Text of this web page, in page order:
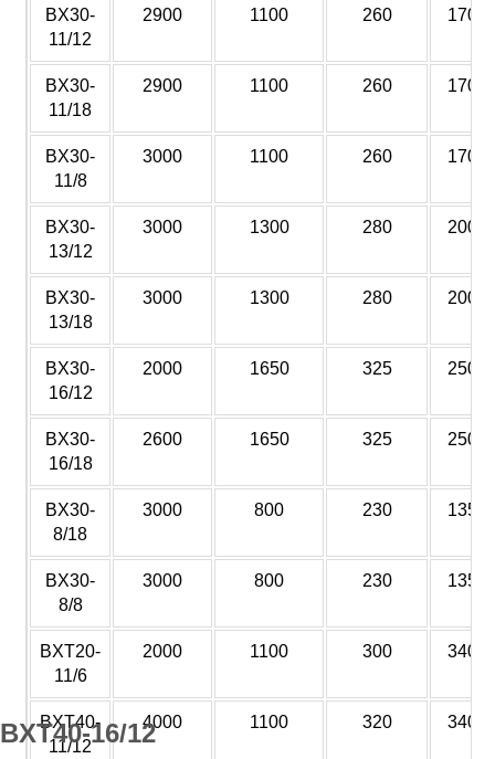
BXT40-16/12
BX30-
11/12
2900 1100 260 1700
BX30-
11/18
2900 1100 260 1700
BX30-
11/8
3000 1100 260 1700
BX30-
13/12
3000 1300 280 2000
BX30-
13/18
3000 1300 280 2000
BX30-
16/12
2000 1650 325 2500
BX30-
16/18
2600 1650 325 2500
BX30-
8/18
3000 800 230 1350
BX30-
8/8
3000 800 230 1350
BXT20-
11/6
2000 1100 300 3400
BXT40-
11/12
4000 1100 320 3400